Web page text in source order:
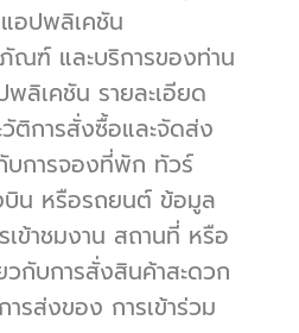
แอปพลิเคชัน
ฑ์ และบริการของท่าน
ลิเคชัน รายละเอียด
วัติการสั่งซื้อและจัดส่ง
บการจองที่พัก ทัวร์
บิน หรือรถยนต์ ข้อมูล
ข้าชมงาน สถานที่ หรือ
กับการสั่งสินค้าสะดวก
รส่งของ การเข้าร่วม